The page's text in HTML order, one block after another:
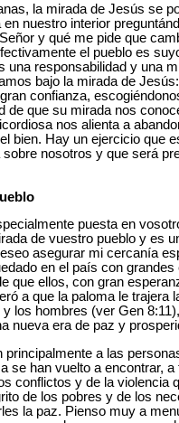
la mirada de Jesús se
nuestro interior
y qué me pide que
el pueblo es
una responsabilidad y una
bajo la mirada de
confianza,
de que su mirada nos
nos alienta a
bien. Hay un ejercicio que
nosotros y que será
puesta en
de vuestro pueblo y es
asegurar mi cercanía
en el país con
que ellos, con gran
a que la paloma le
los hombres (ver Gen
nueva era de paz y
principalmente a las
se han vuelto a encontrar,
conflictos y de la
de los pobres y de los
la paz. Pienso muy a